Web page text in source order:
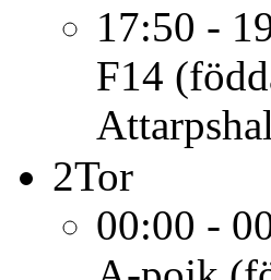
17:50 -
F14
2Tor
00:00 -